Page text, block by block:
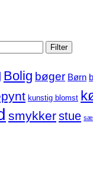
Filter
Bolig bøger Børn
kunstig blomst
smykkerstue